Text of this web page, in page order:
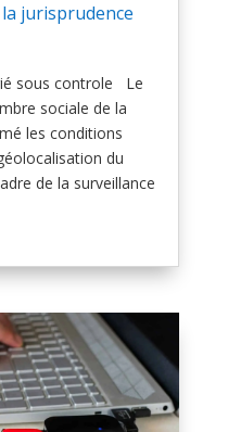
jurisprudence
sous controle Le
sociale de la
les conditions
du
de la surveillance